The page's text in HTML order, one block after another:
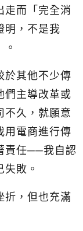
走而「完全消
明，不是我
於其他不少傳
們主導改革或
不久，就願意
用電商進行傳
責任──我自認
敗。
折，但也充滿